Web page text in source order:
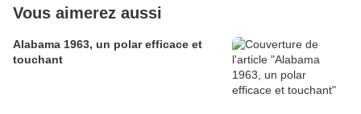
Vous aimerez aussi
Alabama 1963, un polar efficace et
touchant